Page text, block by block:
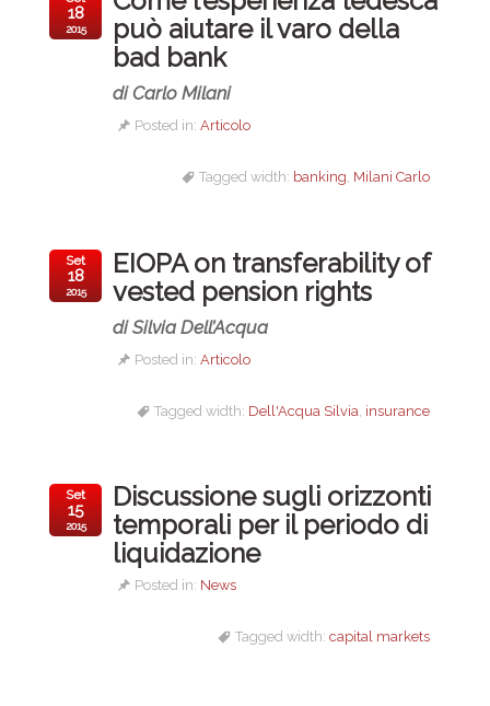
può aiutare il varo della
bad bank
di Carlo Milani
Posted in: Articolo
18
2015
Tagged width: banking Milani Carlo
EIOPA on transferability of
vested pension rights
di Silvia Dell’Acqua
Posted in: Articolo
Set
18
2015
Tagged width: Dell'Acqua Silvia insurance
Discussione sugli orizzonti
temporali per il periodo di
liquidazione
Posted in: News
Set
15
2015
Tagged width: capital markets